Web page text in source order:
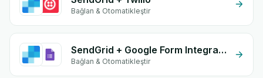
Bağlan & Otomatikleştir
SendGrid + Google Form Integration
Bağlan & Otomatikleştir